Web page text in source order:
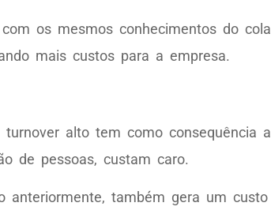
os mesmos conhecimentos do
mais custos para a empresa.
alto tem como consequência
de pessoas, custam caro.
anteriormente, também gera um